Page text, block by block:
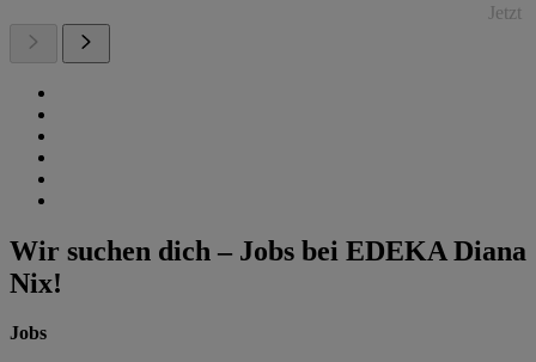
Jetzt
Wir suchen dich – Jobs bei EDEKA Diana
Nix!
Jobs